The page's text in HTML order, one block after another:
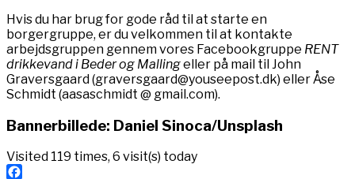
Hvis du har brug for gode råd til at starte en
borgergruppe, er du velkommen til at kontakte
arbejdsgruppen gennem vores Facebookgruppe RENT
drikkevand i Beder og Mallingeller på mail til John
Graversgaard (graversgaard@youseepost.dk) eller Åse
Schmidt (aasaschmidt @ gmail.com).
Bannerbillede: Daniel Sinoca/Unsplash
Visited 119 times, 6 visit(s) today